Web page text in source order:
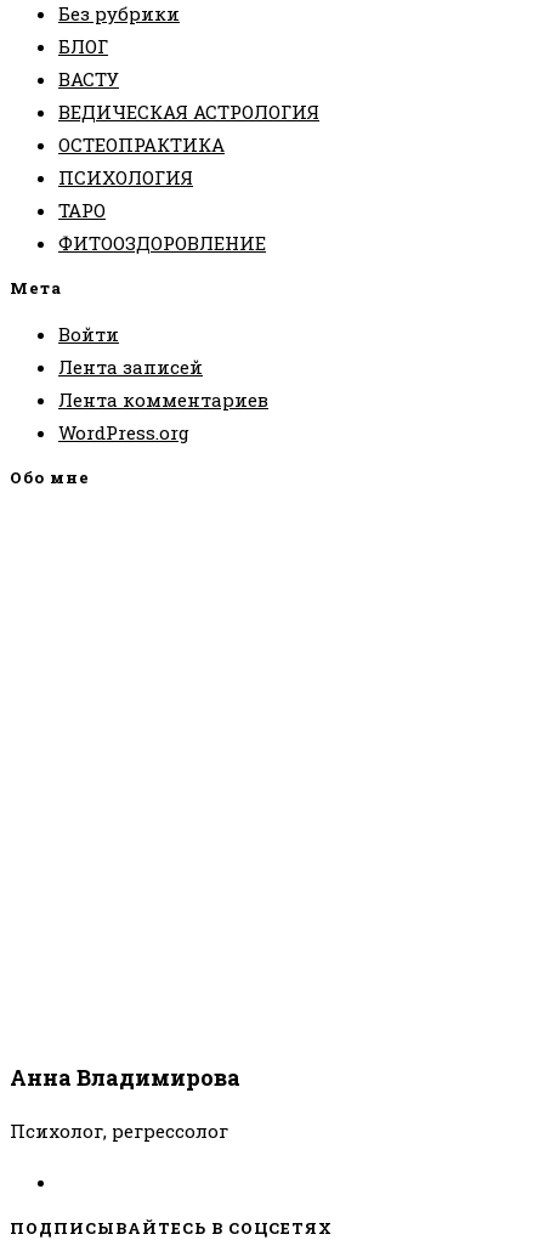
Без рубрики
БЛОГ
ВАСТУ
ВЕДИЧЕСКАЯ АСТРОЛОГИЯ
ОСТЕОПРАКТИКА
ПСИХОЛОГИЯ
ТАРО
ФИТООЗДОРОВЛЕНИЕ
Мета
Войти
Лента записей
Лента комментариев
WordPress.org
Обо мне
Анна Владимирова
Психолог, регрессолог
ПОДПИСЫВАЙТЕСЬ В СОЦСЕТЯХ